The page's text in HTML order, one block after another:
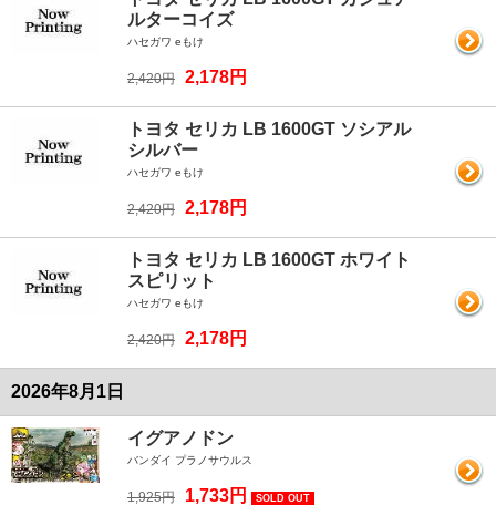
ルターコイズ
ハセガワ eもけ
2,420円 2,178円
トヨタ セリカ LB 1600GT ソシアル
シルバー
ハセガワ eもけ
2,420円 2,178円
トヨタ セリカ LB 1600GT ホワイト
スピリット
ハセガワ eもけ
2,420円 2,178円
2026年8月1日
イグアノドン
バンダイ プラノサウルス
1,925円 1,733円 SOLD OUT